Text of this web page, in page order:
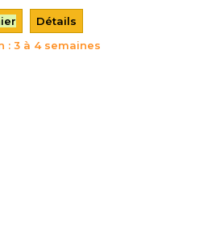
Détails
: 3 à 4 semaines